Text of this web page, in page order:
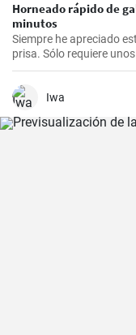
Horneado rápido de
minutos
Siempre he apreciado
prisa. Sólo requiere
tiene en casa, y en
unas deliciosas
sabor dulce, siempre
Iwa